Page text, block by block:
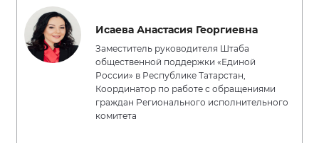
Исаева Анастасия Георгиевна
Заместитель руководителя Штаба
общественной поддержки «Единой
России» в Республике Татарстан,
Координатор по работе с обращениями
граждан Регионального исполнительного
комитета